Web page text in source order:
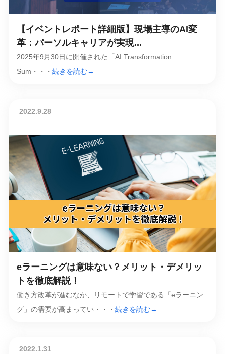
【イベントレポート詳細版】現場主導のAI変
革：パーソルキャリアが実現...
2025年9月30日に開催された「AI Transformation
Sum・・・ 続きを読む→
2022.9.28
eラーニングは意味ない？メリット・デメリッ
トを徹底解説！
働き方改革が進むなか、リモートで学習である「eラーニン
グ」の需要が高まってい・・・ 続きを読む→
2022.1.31